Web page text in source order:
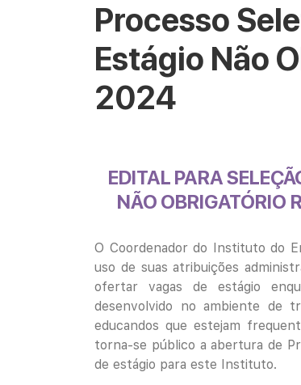
Processo
Estágio Não
2024
EDITAL PARA
NÃO OBRIGATÓRIO
O Coordenador do Instituto do
uso de suas atribuições
ofertar vagas de estágio
desenvolvido no ambiente de
educandos que estejam
torna-se público a abertura de
de estágio para este Instituto.